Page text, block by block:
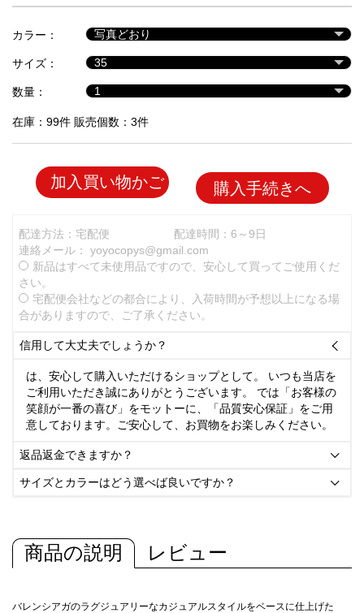
セ
ル
品
カラー：
サイズ：
数量：
在庫：99件 販売個数：3件
加入買い物かご 購入手続きへ
配達方法：宅配便
配達時間：6～9日
連絡メール： yoyocopys@gmail.com
新品はすべて未使用品ですので、安心して買ってご使用くだ
さい。
宅配便会社などの都合により、入荷時間が予想以上になる場
合がありますので、ご了承ください。
信用して大丈夫でしょうか？ 
は、安心して購入いただけるショップとして。 いつも当店を
ご利用いただき誠にありがとうございます。 では「お客様の
笑顔が一番の喜び」をモットーに、「品質安心保証」をご用
意しております。ご安心して、お買物をお楽しみください。
返品返金できますか？ 
サイズとカラーはどう選べば良いですか？ 
商品の説明 レビュー
バレンシアガのラグジュアリーなカジュアルスタイルをベースに仕上げた